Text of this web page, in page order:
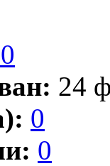
24
0
0